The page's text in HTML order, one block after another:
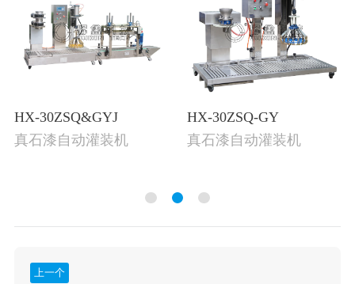
HX-30ZSQ&GYJ
真石漆自动灌装机
HX-30ZSQ-GY
真石漆自动灌装机
上一个